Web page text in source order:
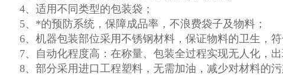
4、适用不同类型的包装袋；
5、*的预防系统，保障成品率，不浪费袋子及物料；
6、机器包装部位采用不锈钢材料，保证物料的卫生，符
7、自动化程度高：在称量、包装全过程实现无人化，出
8、部分采用进口工程塑料，无需加油，减少对材料的污